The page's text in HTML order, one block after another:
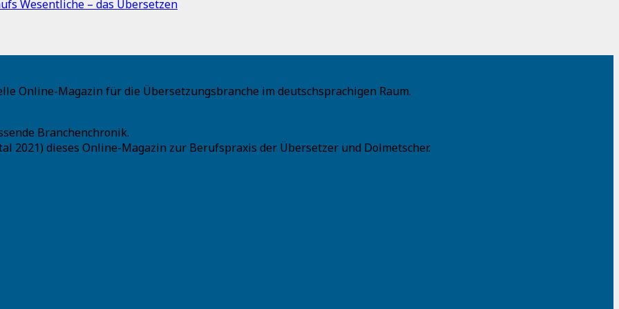
Wesentliche – das Übersetzen
Online-Magazin für die Übersetzungsbranche im deutschsprachigen Raum.
Branchenchronik.
2021) dieses Online-Magazin zur Berufspraxis der Übersetzer und Dolmetscher.